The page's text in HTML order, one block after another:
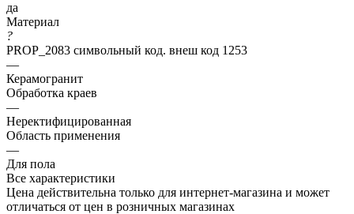
да
Материал
?
PROP_2083 символьный код. внеш код 1253
—
Керамогранит
Обработка краев
—
Неректифицированная
Область применения
—
Для пола
Все характеристики
Цена действительна только для интернет-магазина и может
отличаться от цен в розничных магазинах